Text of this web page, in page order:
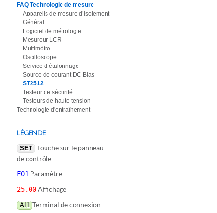
FAQ Technologie de mesure
Appareils de mesure d’isolement
Général
Logiciel de métrologie
Mesureur LCR
Multimètre
Oscilloscope
Service d’étalonnage
Source de courant DC Bias
ST2512
Testeur de sécurité
Testeurs de haute tension
Technologie d'entraînement
LÉGENDE
SET
Touche sur le panneau
de contrôle
F01 Paramètre
25.00Affichage
AI1 Terminal de connexion